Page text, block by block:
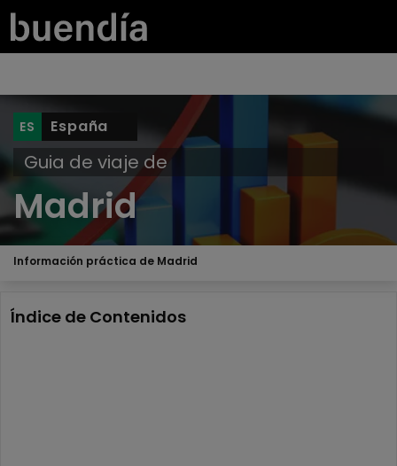
España
Guia de viaje de
Madrid
Información práctica de Madrid
Índice de Contenidos